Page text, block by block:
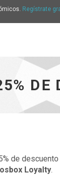
Regístrate
DE
de
Loyalty.